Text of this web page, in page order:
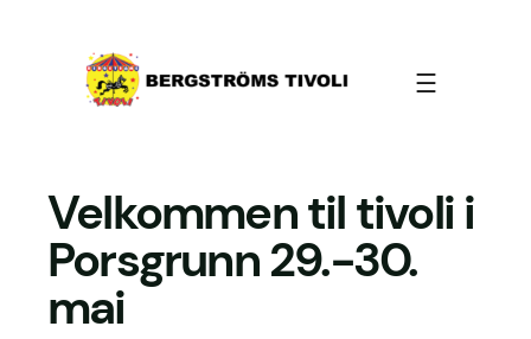
Velkommen til tivoli i
Porsgrunn 29.-30.
mai